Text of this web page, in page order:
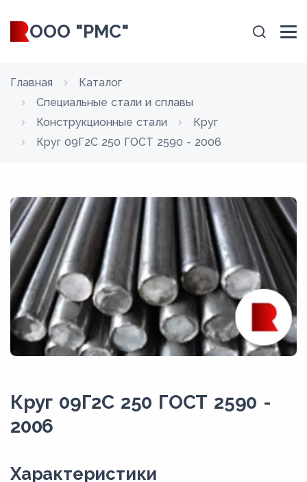
ООО "РМС"
Главная
Каталог
Специальные стали и сплавы
Конструкционные стали
Круг
Круг 09Г2С 250 ГОСТ 2590 - 2006
Круг 09Г2С 250 ГОСТ 2590 -
2006
Xарактеристики